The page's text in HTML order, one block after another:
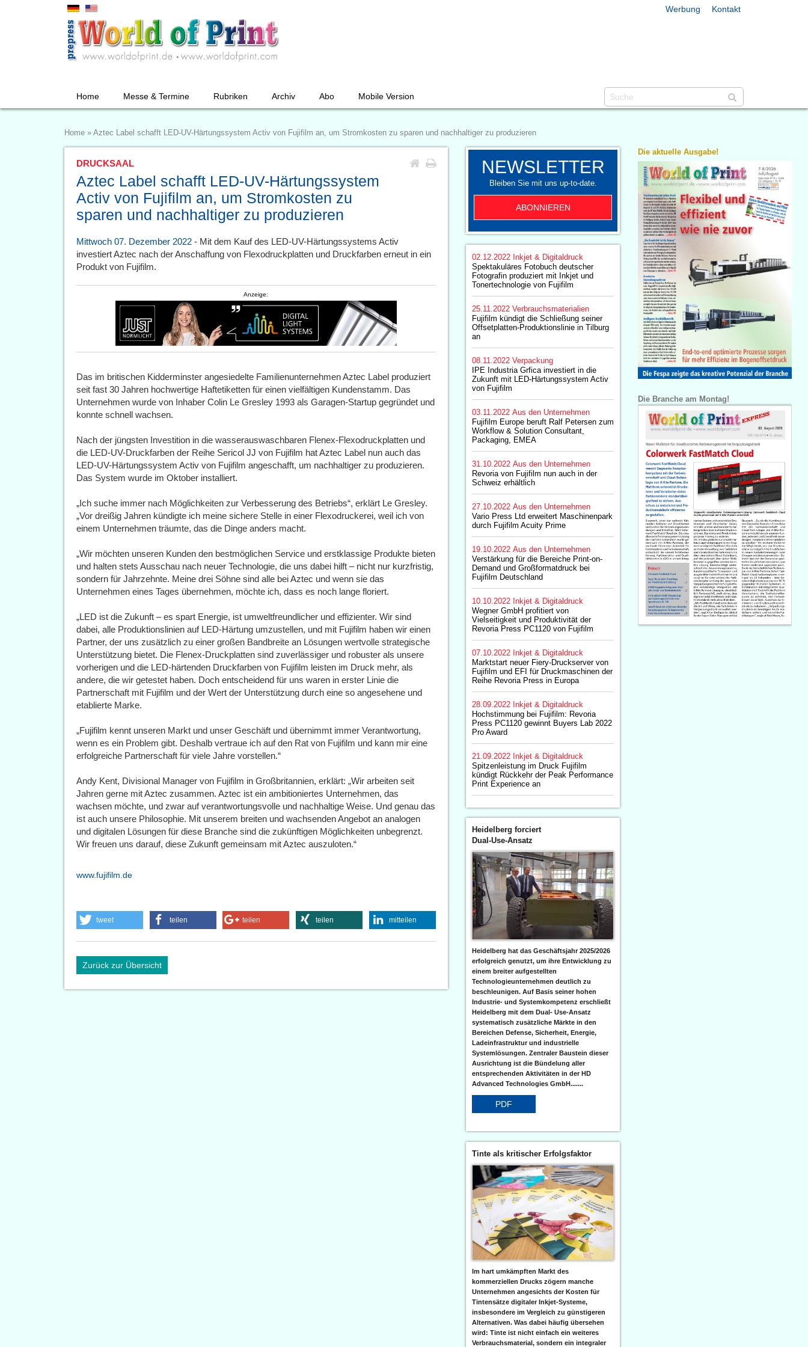
Werbung Kontakt
Home Messe & Termine Rubriken Archiv Abo Mobile Version
Home » Aztec Label schafft LED-UV-Härtungssystem Activ von Fujifilm an, um Stromkosten zu sparen und nachhaltiger zu produzieren
DRUCKSAAL
Aztec Label schafft LED-UV-Härtungssystem
Activ von Fujifilm an, um Stromkosten zu
sparen und nachhaltiger zu produzieren
Mittwoch 07. Dezember 2022 - Mit dem Kauf des LED-UV-Härtungssystems Activ
investiert Aztec nach der Anschaffung von Flexodruckplatten und Druckfarben erneut in ein
Produkt von Fujifilm.
Anzeige:
Das im britischen Kidderminster angesiedelte Familienunternehmen Aztec Label produziert
seit fast 30 Jahren hochwertige Haftetiketten für einen vielfältigen Kundenstamm. Das
Unternehmen wurde von Inhaber Colin Le Gresley 1993 als Garagen-Startup gegründet und
konnte schnell wachsen.
Nach der jüngsten Investition in die wasserauswaschbaren Flenex-Flexodruckplatten und
die LED-UV-Druckfarben der Reihe Sericol JJ von Fujifilm hat Aztec Label nun auch das
LED-UV-Härtungssystem Activ von Fujifilm angeschafft, um nachhaltiger zu produzieren.
Das System wurde im Oktober installiert.
„Ich suche immer nach Möglichkeiten zur Verbesserung des Betriebs“, erklärt Le Gresley.
„Vor dreißig Jahren kündigte ich meine sichere Stelle in einer Flexodruckerei, weil ich von
einem Unternehmen träumte, das die Dinge anders macht.
„Wir möchten unseren Kunden den bestmöglichen Service und erstklassige Produkte bieten
und halten stets Ausschau nach neuer Technologie, die uns dabei hilft – nicht nur kurzfristig,
sondern für Jahrzehnte. Meine drei Söhne sind alle bei Aztec und wenn sie das
Unternehmen eines Tages übernehmen, möchte ich, dass es noch lange floriert.
„LED ist die Zukunft – es spart Energie, ist umweltfreundlicher und effizienter. Wir sind
dabei, alle Produktionslinien auf LED-Härtung umzustellen, und mit Fujifilm haben wir einen
Partner, der uns zusätzlich zu einer großen Bandbreite an Lösungen wertvolle strategische
Unterstützung bietet. Die Flenex-Druckplatten sind zuverlässiger und robuster als unsere
vorherigen und die LED-härtenden Druckfarben von Fujifilm leisten im Druck mehr, als
andere, die wir getestet haben. Doch entscheidend für uns waren in erster Linie die
Partnerschaft mit Fujifilm und der Wert der Unterstützung durch eine so angesehene und
etablierte Marke.
„Fujifilm kennt unseren Markt und unser Geschäft und übernimmt immer Verantwortung,
wenn es ein Problem gibt. Deshalb vertraue ich auf den Rat von Fujifilm und kann mir eine
erfolgreiche Partnerschaft für viele Jahre vorstellen.“
Andy Kent, Divisional Manager von Fujifilm in Großbritannien, erklärt: „Wir arbeiten seit
Jahren gerne mit Aztec zusammen. Aztec ist ein ambitioniertes Unternehmen, das
wachsen möchte, und zwar auf verantwortungsvolle und nachhaltige Weise. Und genau das
ist auch unsere Philosophie. Mit unserem breiten und wachsenden Angebot an analogen
und digitalen Lösungen für diese Branche sind die zukünftigen Möglichkeiten unbegrenzt.
Wir freuen uns darauf, diese Zukunft gemeinsam mit Aztec auszuloten.“
www.fujifilm.de
tweet teilen teilen teilen mitteilen
Zurück zur Übersicht
NEWSLETTER
Bleiben Sie mit uns up-to-date.
ABONNIEREN
02.12.2022 Inkjet & Digitaldruck
Spektakuläres Fotobuch deutscher
Fotografin produziert mit Inkjet und
Tonertechnologie von Fujifilm
25.11.2022 Verbrauchsmaterialien
Fujifilm kündigt die Schließung seiner
Offsetplatten-Produktionslinie in Tilburg
an
08.11.2022 Verpackung
IPE Industria Grfica investiert in die
Zukunft mit LED-Härtungssystem Activ
von Fujifilm
03.11.2022 Aus den Unternehmen
Fujifilm Europe beruft Ralf Petersen zum
Workflow & Solution Consultant,
Packaging, EMEA
31.10.2022 Aus den Unternehmen
Revoria von Fujifilm nun auch in der
Schweiz erhältlich
27.10.2022 Aus den Unternehmen
Vario Press Ltd erweitert Maschinenpark
durch Fujifilm Acuity Prime
19.10.2022 Aus den Unternehmen
Verstärkung für die Bereiche Print-on-
Demand und Großformatdruck bei
Fujifilm Deutschland
10.10.2022 Inkjet & Digitaldruck
Wegner GmbH profitiert von
Vielseitigkeit und Produktivität der
Revoria Press PC1120 von Fujifilm
07.10.2022 Inkjet & Digitaldruck
Marktstart neuer Fiery-Druckserver von
Fujifilm und EFI für Druckmaschinen der
Reihe Revoria Press in Europa
28.09.2022 Inkjet & Digitaldruck
Hochstimmung bei Fujifilm: Revoria
Press PC1120 gewinnt Buyers Lab 2022
Pro Award
21.09.2022 Inkjet & Digitaldruck
Spitzenleistung im Druck Fujifilm
kündigt Rückkehr der Peak Performance
Print Experience an
Heidelberg forciert
Dual-Use-Ansatz
Heidelberg hat das Geschäftsjahr 2025/2026
erfolgreich genutzt, um ihre Entwicklung zu
einem breiter aufgestellten
Technologieunternehmen deutlich zu
beschleunigen. Auf Basis seiner hohen
Industrie- und Systemkompetenz erschließt
Heidelberg mit dem Dual- Use-Ansatz
systematisch zusätzliche Märkte in den
Bereichen Defense, Sicherheit, Energie,
Ladeinfrastruktur und industrielle
Systemlösungen. Zentraler Baustein dieser
Ausrichtung ist die Bündelung aller
entsprechenden Aktivitäten in der HD
Advanced Technologies GmbH.......
PDF
Tinte als kritischer Erfolgsfaktor
Im hart umkämpften Markt des
kommerziellen Drucks zögern manche
Unternehmen angesichts der Kosten für
Tintensätze digitaler Inkjet-Systeme,
insbesondere im Vergleich zu günstigeren
Alternativen. Was dabei häufig übersehen
wird: Tinte ist nicht einfach ein weiteres
Verbrauchsmaterial, sondern ein integraler
Die aktuelle Ausgabe!
Die Branche am Montag!